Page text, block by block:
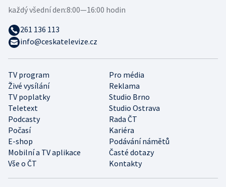
TV program
Pro média
Živé vysílání
Reklama
TV poplatky
Studio Brno
Teletext
Studio Ostrava
Podcasty
Rada ČT
Počasí
Kariéra
E-shop
Podávání námětů
Mobilní a TV aplikace
Časté dotazy
Vše o ČT
Kontakty
každý všední den:8:00—16:00 hodin
261 136 113
info@ceskatelevize.cz